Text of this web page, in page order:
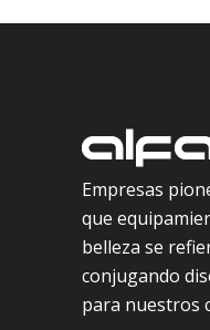
Empresas
que
belleza se
conjugando
para nuestros